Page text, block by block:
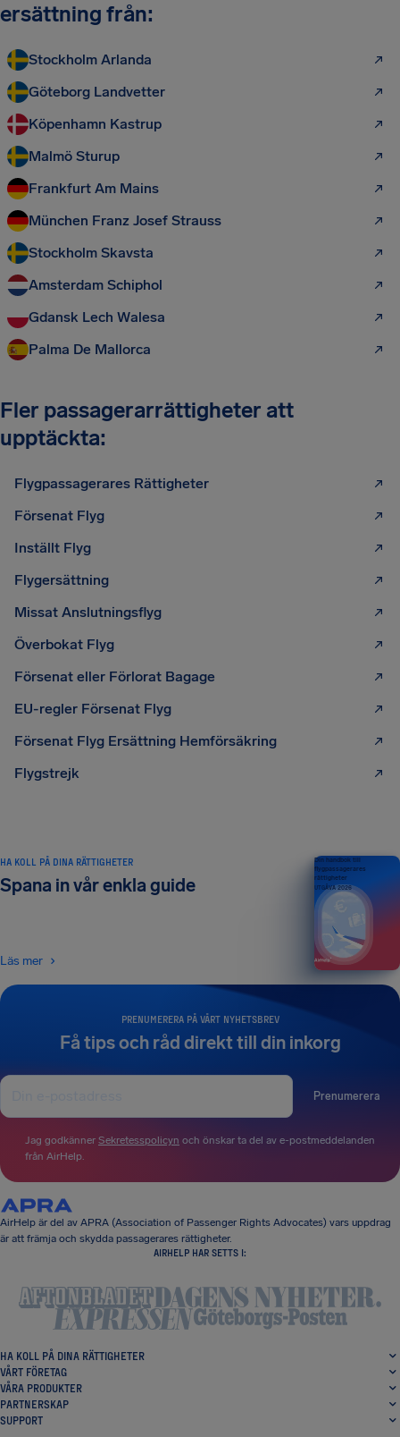
ersättning från:
Stockholm Arlanda
Göteborg Landvetter
Köpenhamn Kastrup
Malmö Sturup
Frankfurt Am Mains
München Franz Josef Strauss
Stockholm Skavsta
Amsterdam Schiphol
Gdansk Lech Walesa
Palma De Mallorca
Fler passagerarrättigheter att
upptäckta:
Flygpassagerares Rättigheter
Försenat Flyg
Inställt Flyg
Flygersättning
Missat Anslutningsflyg
Överbokat Flyg
Försenat eller Förlorat Bagage
EU-regler Försenat Flyg
Försenat Flyg Ersättning Hemförsäkring
Flygstrejk
PRENUMERERA PÅ VÅRT NYHETSBREV
Få tips och råd direkt till din inkorg
Prenumerera
Jag godkänner Sekretesspolicyn och önskar ta del av e-postmeddelanden
från AirHelp.
HA KOLL PÅ DINA RÄTTIGHETER
Spana in vår enkla guide
Läs mer
Din handbok till
flygpassagerares
rättigheter
UTGÅVA 2026
AirHelp är del av APRA (Association of Passenger Rights Advocates) vars uppdrag
är att främja och skydda passagerares rättigheter.
AIRHELP HAR SETTS I:
HA KOLL PÅ DINA RÄTTIGHETER
VÅRT FÖRETAG
VÅRA PRODUKTER
PARTNERSKAP
SUPPORT